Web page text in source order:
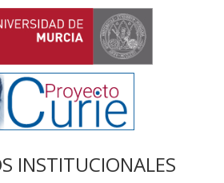
INSTITUCIONALES